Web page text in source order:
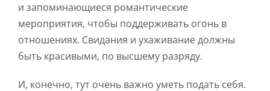
и запоминающиеся романтические
мероприятия, чтобы поддерживать огонь в
отношениях. Свидания и ухаживание должны
быть красивыми, по высшему разряду.
И, конечно, тут очень важно уметь подать себя.